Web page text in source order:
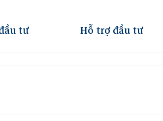
tư Hỗ trợ đầu tư